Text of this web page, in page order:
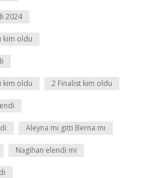
2024
kim oldu
kim oldu 2 Finalist kim oldu
Aleyna mı gitti Berna mı
Nagihan elendi mi